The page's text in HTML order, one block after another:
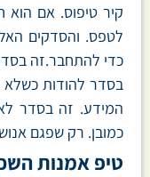
קיר טיפוס. אם הוא
לטפס. והסדקים
כדי להתחבר.זה
בסדר להודות כשלא
המידע. זה בסדר
כמובן. רק שפגם
טיפ אמנות השכנוע 2: לשתף